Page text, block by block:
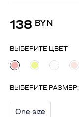
138 BYN
ВЫБЕРИТЕ ЦВЕТ
ВЫБЕРИТЕ РАЗМЕР:
One size